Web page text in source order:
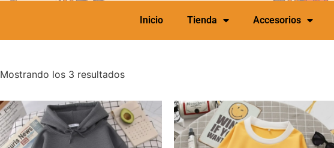
Inicio Tienda Accesorios
Mostrando los 3 resultados